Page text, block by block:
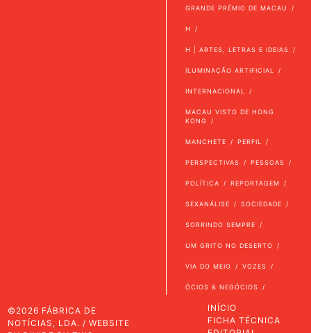
GRANDE PRÉMIO DE MACAU
H
H | ARTES, LETRAS E IDEIAS
ILUMINAÇÃO ARTIFICIAL
INTERNACIONAL
MACAU VISTO DE HONG
KONG
MANCHETE PERFIL
PERSPECTIVAS PESSOAS
POLÍTICA REPORTAGEM
SEXANÁLISE SOCIEDADE
SORRINDO SEMPRE
UM GRITO NO DESERTO
VIA DO MEIO VOZES
ÓCIOS & NEGÓCIOS
©2026 FÁBRICA DE
NOTÍCIAS, LDA. / WEBSITE
INÍCIO
FICHA TÉCNICA